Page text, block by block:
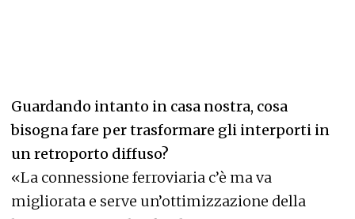
Guardando intanto in casa nostra, cosa
bisogna fare per trasformare gli interporti in
un retroporto diffuso?
«La connessione ferroviaria c’è ma va
migliorata e serve un’ottimizzazione della